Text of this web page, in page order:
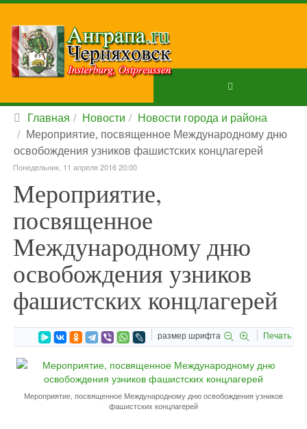
Главная Новости
Новости города и района
Мероприятие, посвященное Международному дню
освобождения узников фашистских концлагерей
Понедельник, 11 апреля 2016 20:00
Мероприятие,
посвященное
Международному дню
освобождения узников
фашистских концлагерей
размер шрифта Печать
Мероприятие, посвященное Международному дню освобождения узников
фашистских концлагерей